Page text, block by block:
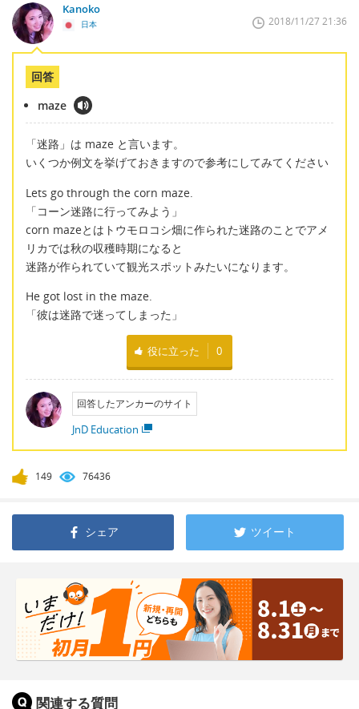
Kanoko
日本 2018/11/27 21:36
回答
maze
「迷路」は maze と言います。
いくつか例文を挙げておきますので参考にしてみてください
Lets go through the corn maze.
「コーン迷路に行ってみよう」
corn mazeとはトウモロコシ畑に作られた迷路のことでアメ
リカでは秋の収穫時期になると
迷路が作られていて観光スポットみたいになります。
He got lost in the maze.
「彼は迷路で迷ってしまった」
役に立った 0
回答したアンカーのサイト
JnD Education
149 76436
シェア ツイート
関連する質問